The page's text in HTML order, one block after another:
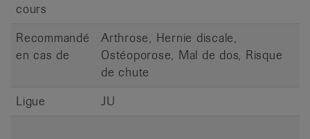
cours
Recommandé
en cas de
Arthrose, Hernie discale,
Ostéoporose, Mal de dos, Risque
de chute
Ligue
JU